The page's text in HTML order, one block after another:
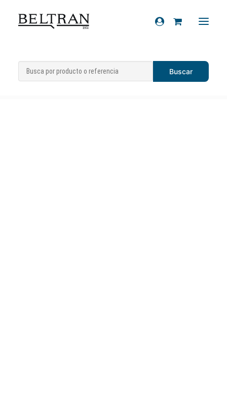
Recambios
Inicio Recambios » Carburador Dell’orto
PHVB 20 5 ED Piaggio Typhoon 125